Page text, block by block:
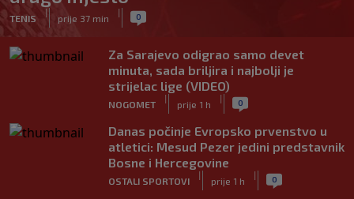
TENIS
|
prije 37 min
| 0
Za Sarajevo odigrao samo devet
minuta, sada briljira i najbolji je
strijelac lige (VIDEO)
NOGOMET
|
prije 1 h
| 0
Danas počinje Evropsko prvenstvo u
atletici: Mesud Pezer jedini predstavnik
Bosne i Hercegovine
OSTALI SPORTOVI
|
prije 1 h
| 0